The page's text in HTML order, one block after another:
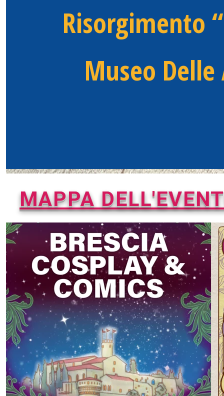
Risorgimento
Museo
MAPPA